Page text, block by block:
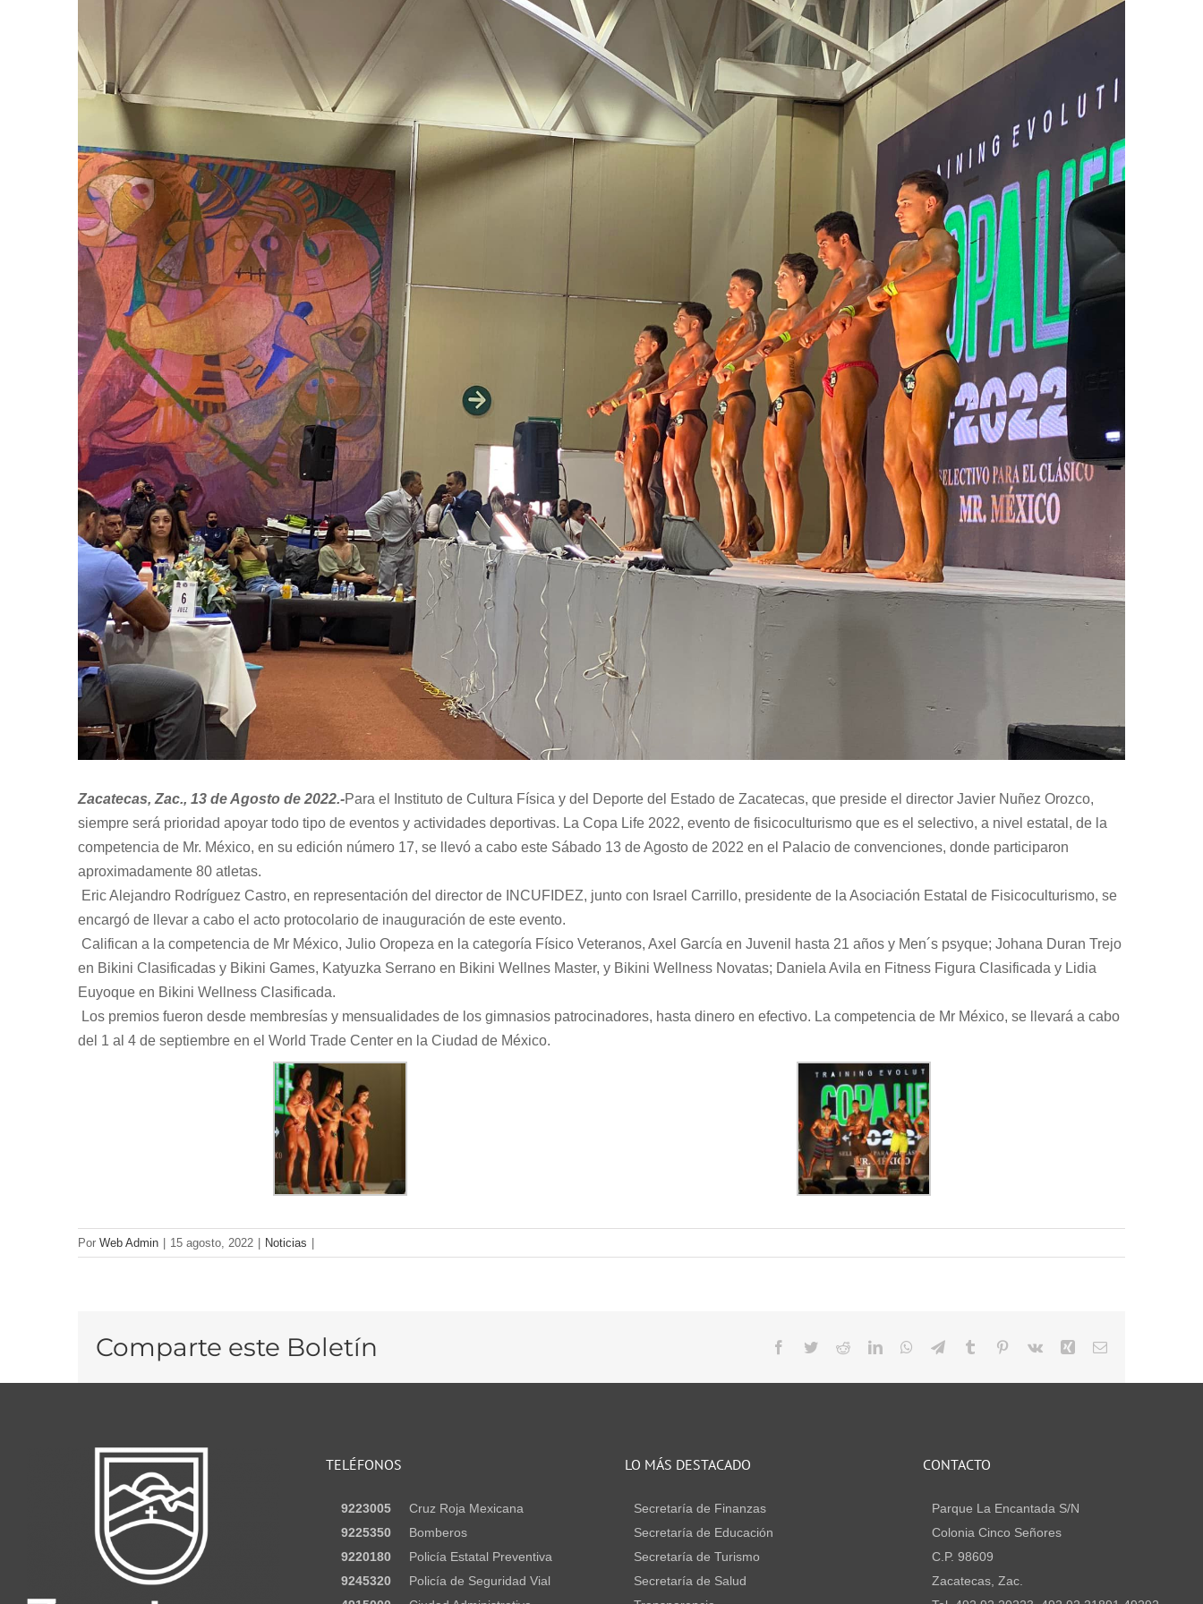
Larger
Image
Zacatecas, Zac., 13 de Agosto de 2022.-Para el Instituto de Cultura Física y del Deporte del Estado de Zacatecas, que preside el director Javier Nuñez Orozco,
siempre será prioridad apoyar todo tipo de eventos y actividades deportivas. La Copa Life 2022, evento de fisicoculturismo que es el selectivo, a nivel estatal, de la
competencia de Mr. México, en su edición número 17, se llevó a cabo este Sábado 13 de Agosto de 2022 en el Palacio de convenciones, donde participaron
aproximadamente 80 atletas.
Eric Alejandro Rodríguez Castro, en representación del director de INCUFIDEZ, junto con Israel Carrillo, presidente de la Asociación Estatal de Fisicoculturismo, se
encargó de llevar a cabo el acto protocolario de inauguración de este evento.
Califican a la competencia de Mr México, Julio Oropeza en la categoría Físico Veteranos, Axel García en Juvenil hasta 21 años y Men´s psyque; Johana Duran Trejo
en Bikini Clasificadas y Bikini Games, Katyuzka Serrano en Bikini Wellnes Master, y Bikini Wellness Novatas; Daniela Avila en Fitness Figura Clasificada y Lidia
Euyoque en Bikini Wellness Clasificada.
Los premios fueron desde membresías y mensualidades de los gimnasios patrocinadores, hasta dinero en efectivo. La competencia de Mr México, se llevará a cabo
del 1 al 4 de septiembre en el World Trade Center en la Ciudad de México.
Por Web Admin | 15 agosto, 2022 | Noticias |
Comparte este Boletín Facebook
TwitterRedditLinkedInWhatsApp
TelegramTumblr Pinterest
Vk Xing Email
TELÉFONOS
9223005
Cruz Roja Mexicana
9225350
Bomberos
9220180
Policía Estatal Preventiva
9245320
Policía de Seguridad Vial
LO MÁS DESTACADO
Secretaría de Finanzas
Secretaría de Educación
Secretaría de Turismo
Secretaría de Salud
CONTACTO
Parque La Encantada S/N
Colonia Cinco Señores
C.P. 98609
Zacatecas, Zac.